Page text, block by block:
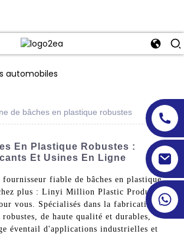
de bâches en plastique robustes
En Plastique Robustes :
Et Usines En Ligne
fournisseur fiable de bâches en plastique
plus : Linyi Million Plastic Products
vous. Spécialisés dans la fabrication de
de haute qualité et durables,
éventail d'applications industrielles et